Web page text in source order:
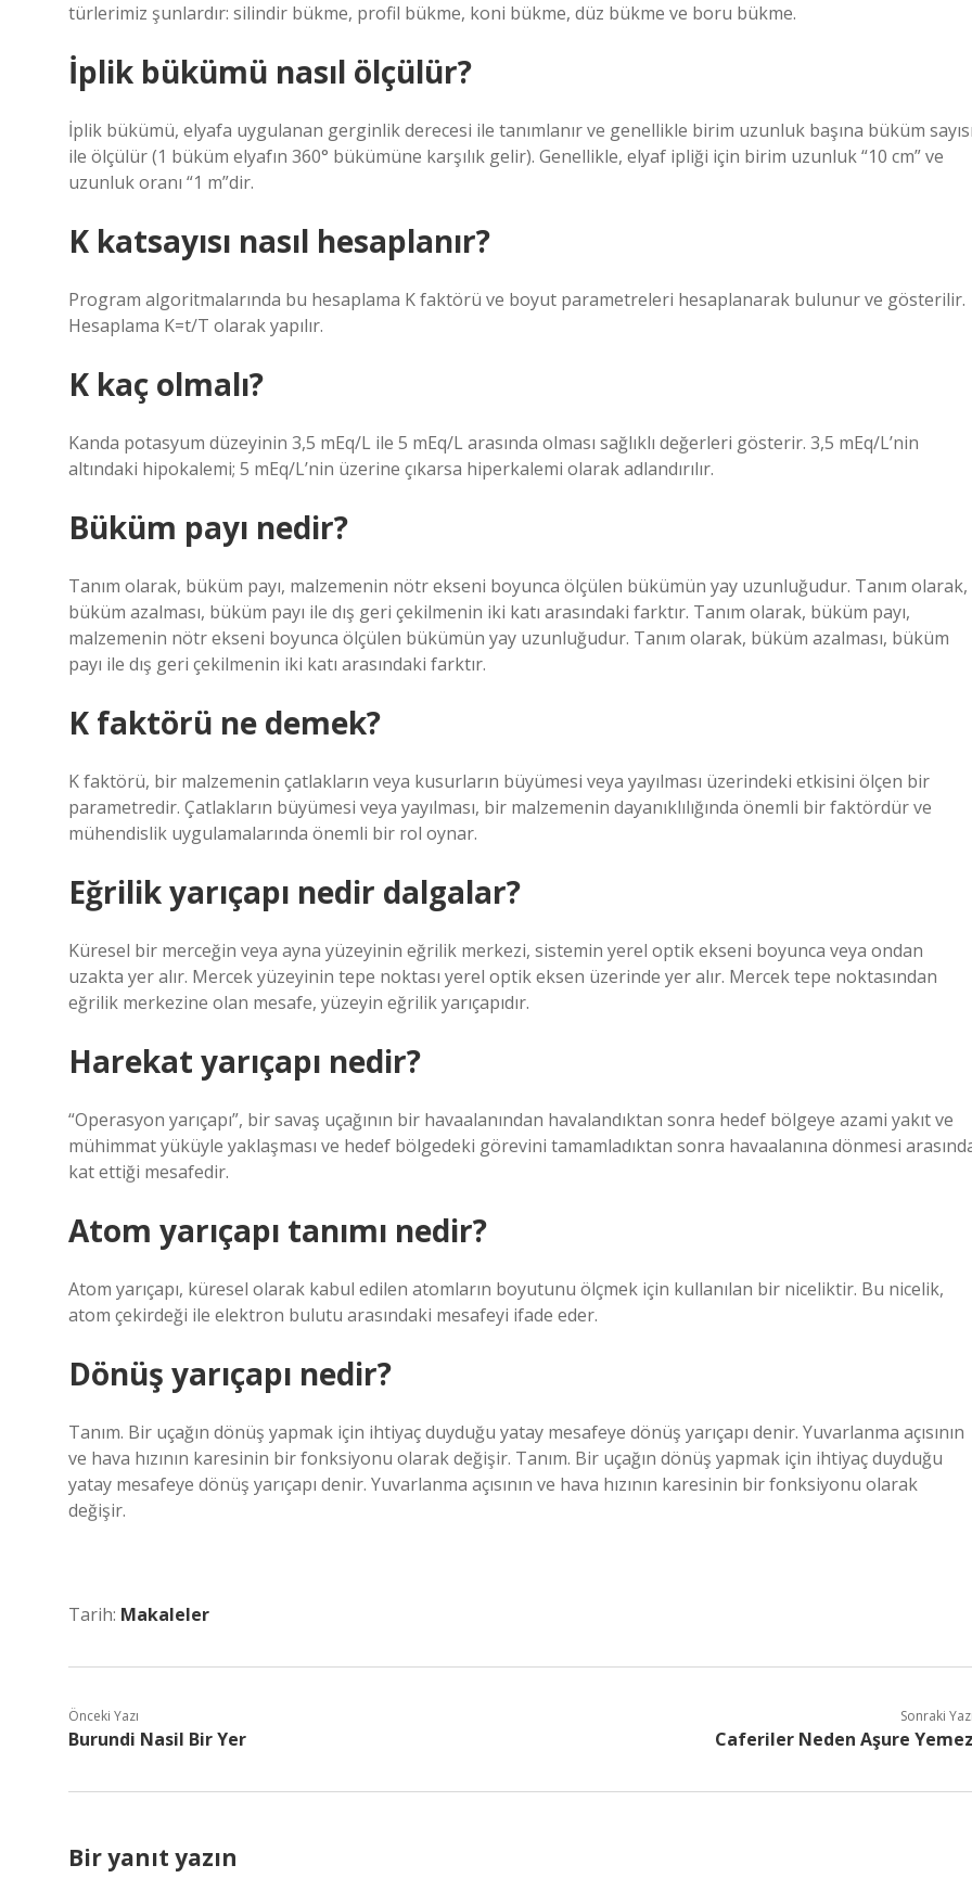
türlerimiz şunlardır: silindir bükme, profil bükme, koni bükme, düz bükme ve boru bükme.
İplik bükümü nasıl ölçülür?
İplik bükümü, elyafa uygulanan gerginlik derecesi ile tanımlanır ve genellikle birim uzunluk başına büküm
ile ölçülür (1 büküm elyafın 360° bükümüne karşılık gelir). Genellikle, elyaf ipliği için birim uzunluk “10 cm” ve
uzunluk oranı “1 m”dir.
K katsayısı nasıl hesaplanır?
Program algoritmalarında bu hesaplama K faktörü ve boyut parametreleri hesaplanarak bulunur ve gösterilir.
Hesaplama K=t/T olarak yapılır.
K kaç olmalı?
Kanda potasyum düzeyinin 3,5 mEq/L ile 5 mEq/L arasında olması sağlıklı değerleri gösterir. 3,5 mEq/L’nin
altındaki hipokalemi; 5 mEq/L’nin üzerine çıkarsa hiperkalemi olarak adlandırılır.
Büküm payı nedir?
Tanım olarak, büküm payı, malzemenin nötr ekseni boyunca ölçülen bükümün yay uzunluğudur. Tanım olarak,
büküm azalması, büküm payı ile dış geri çekilmenin iki katı arasındaki farktır. Tanım olarak, büküm payı,
malzemenin nötr ekseni boyunca ölçülen bükümün yay uzunluğudur. Tanım olarak, büküm azalması, büküm
payı ile dış geri çekilmenin iki katı arasındaki farktır.
K faktörü ne demek?
K faktörü, bir malzemenin çatlakların veya kusurların büyümesi veya yayılması üzerindeki etkisini ölçen bir
parametredir. Çatlakların büyümesi veya yayılması, bir malzemenin dayanıklılığında önemli bir faktördür ve
mühendislik uygulamalarında önemli bir rol oynar.
Eğrilik yarıçapı nedir dalgalar?
Küresel bir merceğin veya ayna yüzeyinin eğrilik merkezi, sistemin yerel optik ekseni boyunca veya ondan
uzakta yer alır. Mercek yüzeyinin tepe noktası yerel optik eksen üzerinde yer alır. Mercek tepe noktasından
eğrilik merkezine olan mesafe, yüzeyin eğrilik yarıçapıdır.
Harekat yarıçapı nedir?
“Operasyon yarıçapı”, bir savaş uçağının bir havaalanından havalandıktan sonra hedef bölgeye azami yakıt ve
mühimmat yüküyle yaklaşması ve hedef bölgedeki görevini tamamladıktan sonra havaalanına dönmesi
kat ettiği mesafedir.
Atom yarıçapı tanımı nedir?
Atom yarıçapı, küresel olarak kabul edilen atomların boyutunu ölçmek için kullanılan bir niceliktir. Bu nicelik,
atom çekirdeği ile elektron bulutu arasındaki mesafeyi ifade eder.
Dönüş yarıçapı nedir?
Tanım. Bir uçağın dönüş yapmak için ihtiyaç duyduğu yatay mesafeye dönüş yarıçapı denir. Yuvarlanma açısının
ve hava hızının karesinin bir fonksiyonu olarak değişir. Tanım. Bir uçağın dönüş yapmak için ihtiyaç duyduğu
yatay mesafeye dönüş yarıçapı denir. Yuvarlanma açısının ve hava hızının karesinin bir fonksiyonu olarak
değişir.
Tarih: Makaleler
Önceki Yazı
Burundi Nasil Bir Yer
Sonraki
Caferiler Neden Aşure
Bir yanıt yazın